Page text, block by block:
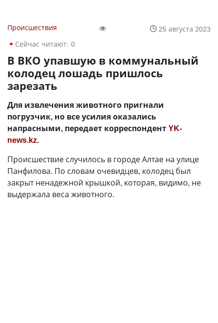
Происшествия
25 августа 2023
Сейчас читают: 0
В ВКО упавшую в коммунальный
колодец лошадь пришлось
зарезать
Для извлечения животного пригнали
погрузчик, но все усилия оказались
напрасными, передает корреспондентYK-
news.kz.
Происшествие случилось в городе Алтае на улице
Панфилова. По словам очевидцев, колодец был
закрыт ненадежной крышкой, которая, видимо, не
выдержала веса животного.